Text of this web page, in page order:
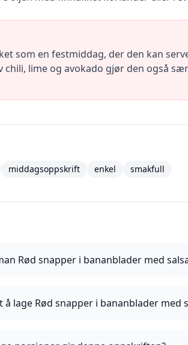
som en festmiddag, der den kan
chili, lime og avokado gjør den også
middagsoppskrift enkel smakfull
Rød snapper i bananblader med
lage Rød snapper i bananblader med